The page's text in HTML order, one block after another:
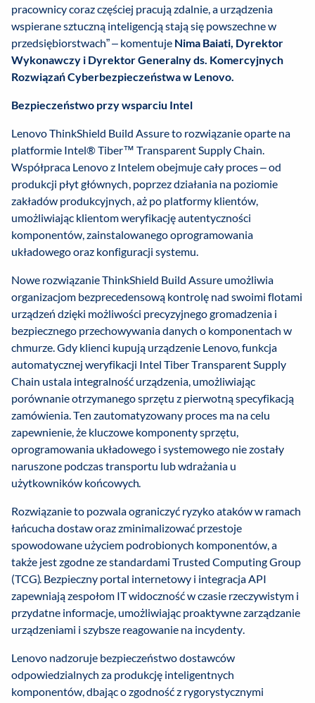
pracownicy coraz częściej pracują zdalnie, a urządzenia
wspierane sztuczną inteligencją stają się powszechne w
przedsiębiorstwach” – komentuje Nima Baiati, Dyrektor
Wykonawczy i Dyrektor Generalny ds. Komercyjnych
Rozwiązań Cyberbezpieczeństwa w Lenovo.
Bezpieczeństwo przy wsparciu Intel
Lenovo ThinkShield Build Assure to rozwiązanie oparte na
platformie Intel® Tiber™ Transparent Supply Chain.
Współpraca Lenovo z Intelem obejmuje cały proces – od
produkcji płyt głównych, poprzez działania na poziomie
zakładów produkcyjnych, aż po platformy klientów,
umożliwiając klientom weryfikację autentyczności
komponentów, zainstalowanego oprogramowania
układowego oraz konfiguracji systemu.
Nowe rozwiązanie ThinkShield Build Assure umożliwia
organizacjom bezprecedensową kontrolę nad swoimi flotami
urządzeń dzięki możliwości precyzyjnego gromadzenia i
bezpiecznego przechowywania danych o komponentach w
chmurze. Gdy klienci kupują urządzenie Lenovo, funkcja
automatycznej weryfikacji Intel Tiber Transparent Supply
Chain ustala integralność urządzenia, umożliwiając
porównanie otrzymanego sprzętu z pierwotną specyfikacją
zamówienia. Ten zautomatyzowany proces ma na celu
zapewnienie, że kluczowe komponenty sprzętu,
oprogramowania układowego i systemowego nie zostały
naruszone podczas transportu lub wdrażania u
użytkowników końcowych.
Rozwiązanie to pozwala ograniczyć ryzyko ataków w ramach
łańcucha dostaw oraz zminimalizować przestoje
spowodowane użyciem podrobionych komponentów, a
także jest zgodne ze standardami Trusted Computing Group
(TCG). Bezpieczny portal internetowy i integracja API
zapewniają zespołom IT widoczność w czasie rzeczywistym i
przydatne informacje, umożliwiając proaktywne zarządzanie
urządzeniami i szybsze reagowanie na incydenty.
Lenovo nadzoruje bezpieczeństwo dostawców
odpowiedzialnych za produkcję inteligentnych
komponentów, dbając o zgodność z rygorystycznymi